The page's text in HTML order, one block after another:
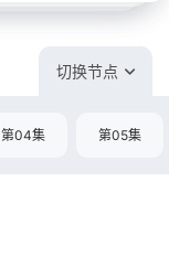
切换节点
第04集 第05集